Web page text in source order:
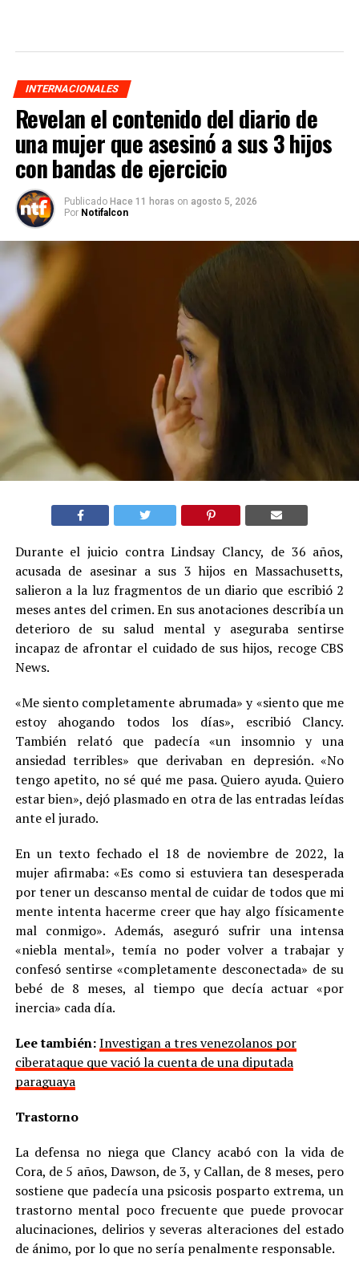
INTERNACIONALES
Revelan el contenido del diario de
una mujer que asesinó a sus 3 hijos
con bandas de ejercicio
Publicado Hace 11 horas on agosto 5, 2026
Por Notifalcon
Durante el juicio contra Lindsay Clancy, de 36 años,
acusada de asesinar a sus 3 hijos en Massachusetts,
salieron a la luz fragmentos de un diario que escribió 2
meses antes del crimen. En sus anotaciones describía un
deterioro de su salud mental y aseguraba sentirse
incapaz de afrontar el cuidado de sus hijos, recoge CBS
News.
«Me siento completamente abrumada» y «siento que me
estoy ahogando todos los días», escribió Clancy.
También relató que padecía «un insomnio y una
ansiedad terribles» que derivaban en depresión. «No
tengo apetito, no sé qué me pasa. Quiero ayuda. Quiero
estar bien», dejó plasmado en otra de las entradas leídas
ante el jurado.
En un texto fechado el 18 de noviembre de 2022, la
mujer afirmaba: «Es como si estuviera tan desesperada
por tener un descanso mental de cuidar de todos que mi
mente intenta hacerme creer que hay algo físicamente
mal conmigo». Además, aseguró sufrir una intensa
«niebla mental», temía no poder volver a trabajar y
confesó sentirse «completamente desconectada» de su
bebé de 8 meses, al tiempo que decía actuar «por
inercia» cada día.
Lee también:Investigan a tres venezolanos por
ciberataque que vació la cuenta de una diputada
paraguaya
Trastorno
La defensa no niega que Clancy acabó con la vida de
Cora, de 5 años, Dawson, de 3, y Callan, de 8 meses, pero
sostiene que padecía una psicosis posparto extrema, un
trastorno mental poco frecuente que puede provocar
alucinaciones, delirios y severas alteraciones del estado
de ánimo, por lo que no sería penalmente responsable.